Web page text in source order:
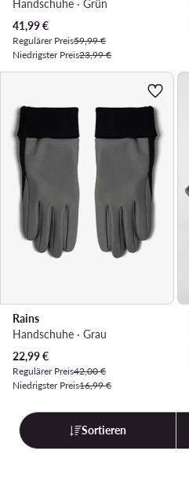
Handschuhe · Grün
Aktueller Preis
41,99€
Regulärer Preis59,99 €
Niedrigster Preis23,99 €
Rains
Handschuhe · Grau
Aktueller Preis
22,99€
Regulärer Preis42,00 €
Niedrigster Preis16,99 €
Sortieren